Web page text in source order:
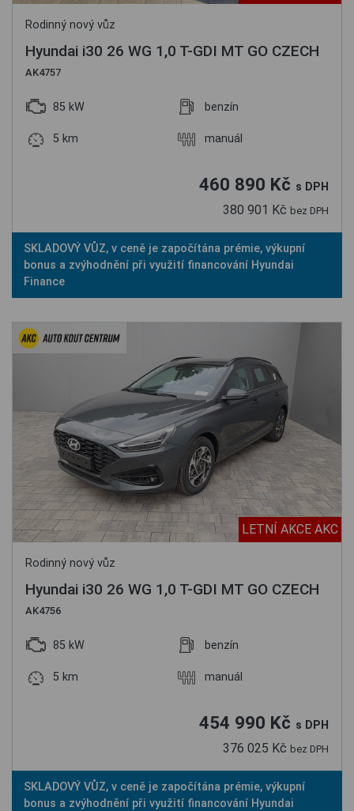
Rodinný nový vůz
Hyundai i30 26 WG 1,0 T-GDI MT GO CZECH
AK4757
85 kW benzín
5 km manuál
460 890 Kč s DPH
380 901 Kč bez DPH
SKLADOVÝ VŮZ, v ceně je započítána prémie, výkupní
bonus a zvýhodnění při využití financování Hyundai
Finance
LETNÍ AKCE AKC
Rodinný nový vůz
Hyundai i30 26 WG 1,0 T-GDI MT GO CZECH
AK4756
85 kW benzín
5 km manuál
454 990 Kč s DPH
376 025 Kč bez DPH
SKLADOVÝ VŮZ, v ceně je započítána prémie, výkupní
bonus a zvýhodnění při využití financování Hyundai